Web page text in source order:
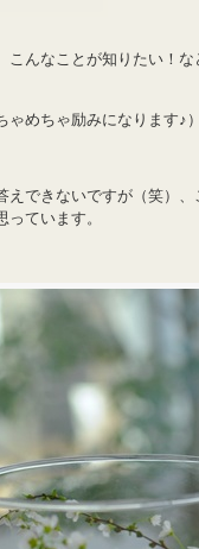
こんなことが知りたい！
ゃめちゃ励みになります♪
えできないですが（笑）
ています。